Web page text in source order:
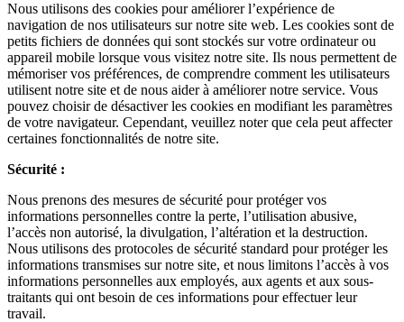
Nous utilisons des cookies pour améliorer l’expérience de
navigation de nos utilisateurs sur notre site web. Les cookies sont de
petits fichiers de données qui sont stockés sur votre ordinateur ou
appareil mobile lorsque vous visitez notre site. Ils nous permettent de
mémoriser vos préférences, de comprendre comment les utilisateurs
utilisent notre site et de nous aider à améliorer notre service. Vous
pouvez choisir de désactiver les cookies en modifiant les paramètres
de votre navigateur. Cependant, veuillez noter que cela peut affecter
certaines fonctionnalités de notre site.
Sécurité :
Nous prenons des mesures de sécurité pour protéger vos
informations personnelles contre la perte, l’utilisation abusive,
l’accès non autorisé, la divulgation, l’altération et la destruction.
Nous utilisons des protocoles de sécurité standard pour protéger les
informations transmises sur notre site, et nous limitons l’accès à vos
informations personnelles aux employés, aux agents et aux sous-
traitants qui ont besoin de ces informations pour effectuer leur
travail.